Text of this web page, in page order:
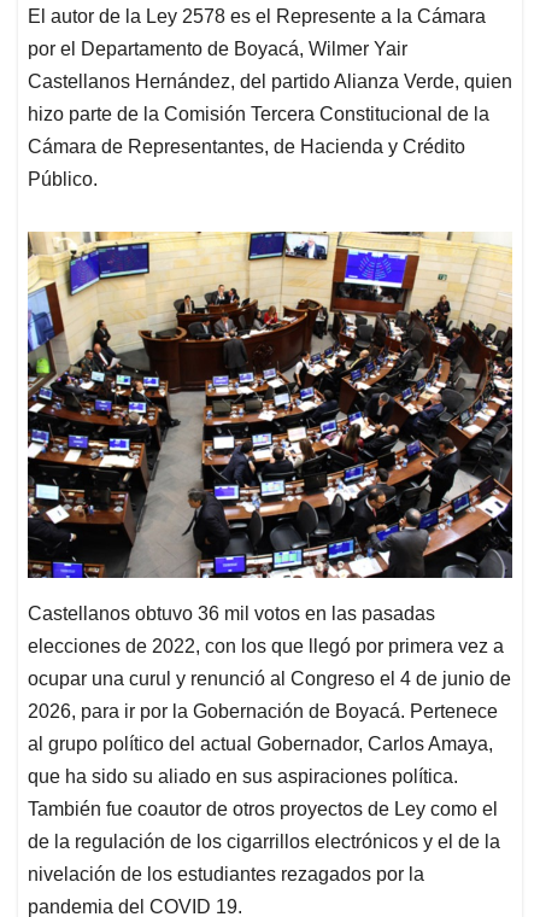
El autor de la Ley 2578 es el Represente a la Cámara
por el Departamento de Boyacá, Wilmer Yair
Castellanos Hernández, del partido Alianza Verde, quien
hizo parte de la Comisión Tercera Constitucional de la
Cámara de Representantes, de Hacienda y Crédito
Público.
Castellanos obtuvo 36 mil votos en las pasadas
elecciones de 2022, con los que llegó por primera vez a
ocupar una curul y renunció al Congreso el 4 de junio de
2026, para ir por la Gobernación de Boyacá. Pertenece
al grupo político del actual Gobernador, Carlos Amaya,
que ha sido su aliado en sus aspiraciones política.
También fue coautor de otros proyectos de Ley como el
de la regulación de los cigarrillos electrónicos y el de la
nivelación de los estudiantes rezagados por la
pandemia del COVID 19.